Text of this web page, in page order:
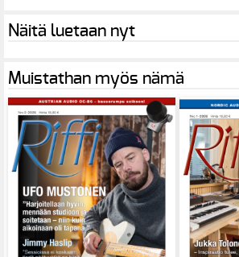
Näitä luetaan nyt
Muistathan myös nämä